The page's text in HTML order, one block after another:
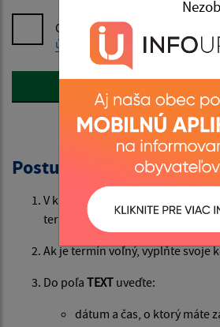
Oboznámil som sa so
údajov
Google reCaptcha Response
Postup rezervácie
V kalendári si overte dostupnosť
termínu.
Ak je termín voľný, vyplňte svoje
Do poľa TEXT uveďte:
dátum a čas, o ktorý máte